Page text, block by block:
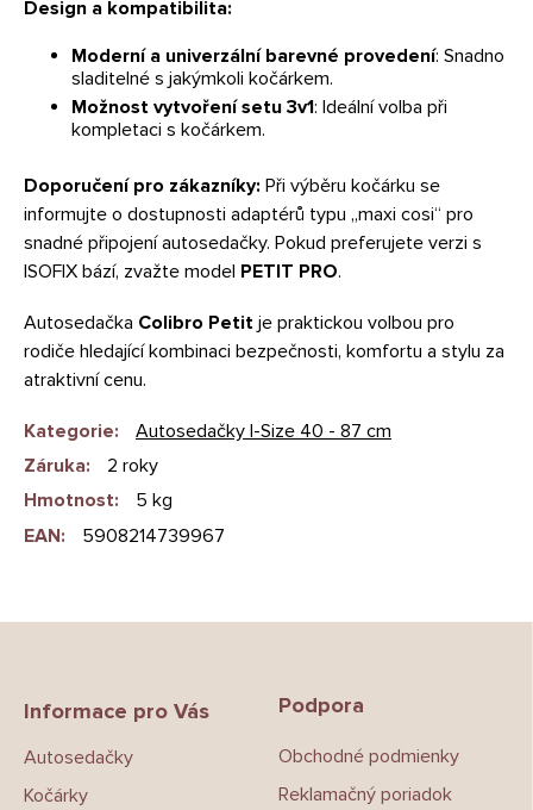
Design a kompatibilita:
Moderní a univerzální barevné provedení: Snadno
sladitelné s jakýmkoli kočárkem.
Možnost vytvoření setu 3v1: Ideální volba při
kompletaci s kočárkem.
Doporučení pro zákazníky: Při výběru kočárku se
informujte o dostupnosti adaptérů typu „maxi cosi“ pro
snadné připojení autosedačky. Pokud preferujete verzi s
ISOFIX bází, zvažte model PETIT PRO.
Autosedačka Colibro Petit je praktickou volbou pro
rodiče hledající kombinaci bezpečnosti, komfortu a stylu za
atraktivní cenu.
Kategorie:
Autosedačky I-Size 40 - 87 cm
Záruka:
2 roky
Hmotnost:
5 kg
EAN: 5908214739967
Informace pro Vás
Autosedačky
Kočárky
Podpora
Obchodné podmienky
Reklamačný poriadok